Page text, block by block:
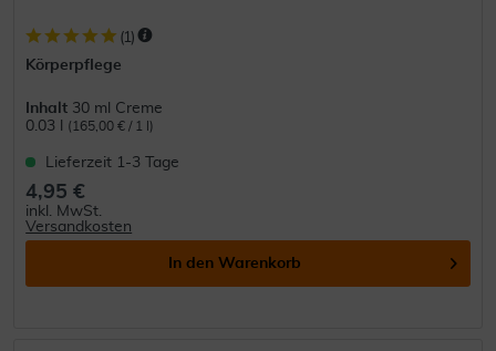
(1)
Körperpflege
Inhalt 30 ml Creme
0.03 l
(165,00 € / 1 l)
Lieferzeit 1-3 Tage
4,95 €
inkl. MwSt.
Versandkosten
In den Warenkorb